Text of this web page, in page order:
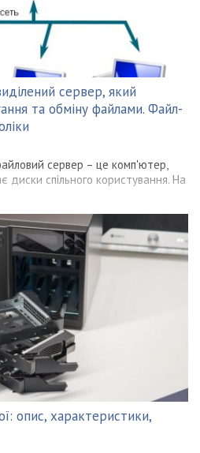
сервер, який
та обміну файлами. Файл-
сервер – це комп'ютер,
спільного користування. На
опис, характеристики,